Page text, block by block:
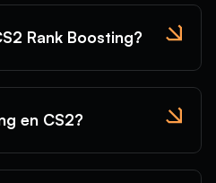
Rank Boosting?
en CS2?